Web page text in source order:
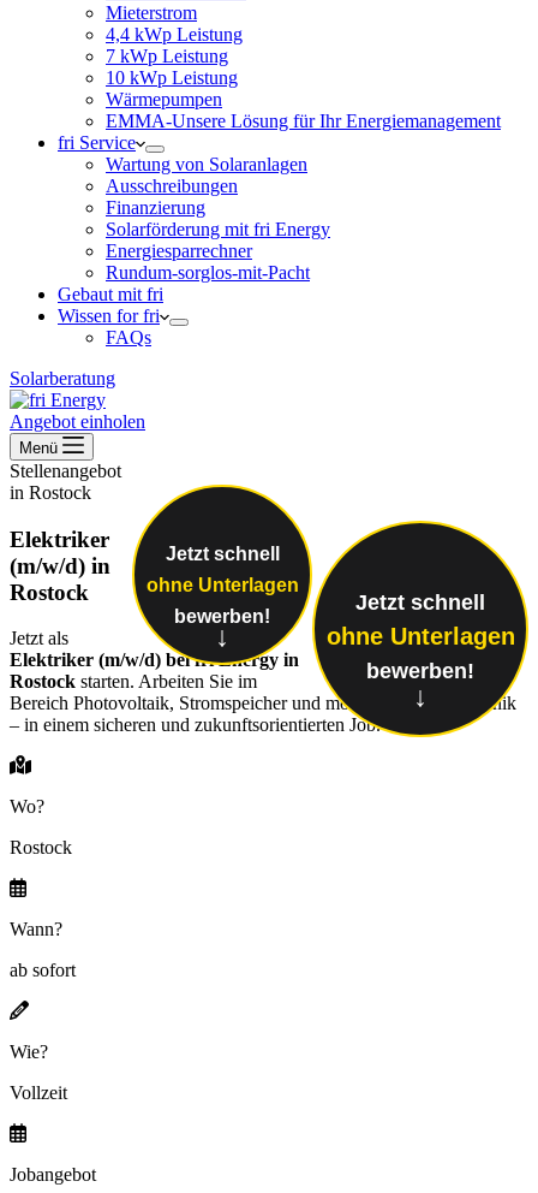
Mieterstrom
4,4 kWp Leistung
7 kWp Leistung
10 kWp Leistung
Wärmepumpen
EMMA-Unsere Lösung für Ihr Energiemanagement
fri Service
Wartung von Solaranlagen
Ausschreibungen
Finanzierung
Solarförderung mit fri Energy
Energiesparrechner
Rundum-sorglos-mit-Pacht
Gebaut mit fri
Wissen for fri
FAQs
Solarberatung
Angebot einholen
Menü
Jetzt schnell
ohne Unterlagen
bewerben!
↓
Jetzt schnell
ohne Unterlagen
bewerben!
↓
Stellenangebot
in Rostock
Elektriker
(m/w/d) in
Rostock
Jetzt als
Elektriker (m/w/d) bei fri Energy in
Rostock starten. Arbeiten Sie im
Bereich Photovoltaik, Stromspeicher und moderner Energietechnik
– in einem sicheren und zukunftsorientierten Job.
Wo?
Rostock
Wann?
ab sofort
Wie?
Vollzeit
Jobangebot